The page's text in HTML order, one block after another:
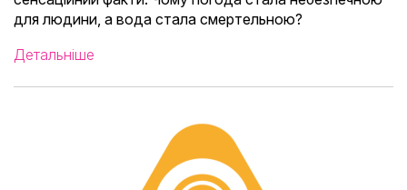
для людини, а вода стала смертельною?
Детальніше